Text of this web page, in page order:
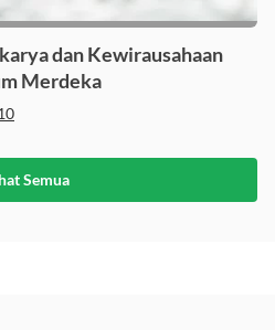
dan Kewirausahaan
Merdeka
Semua